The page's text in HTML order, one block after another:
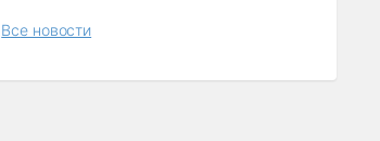
Все новости